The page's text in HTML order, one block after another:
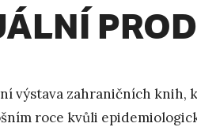
výstava zahraničních knih,
roce kvůli